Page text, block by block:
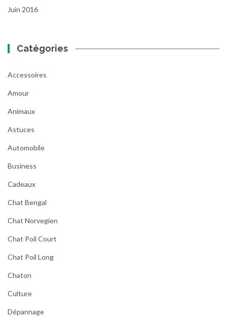
Juin 2016
Catégories
Accessoires
Amour
Animaux
Astuces
Automobile
Business
Cadeaux
Chat Bengal
Chat Norvegien
Chat Poil Court
Chat Poil Long
Chaton
Culture
Dépannage